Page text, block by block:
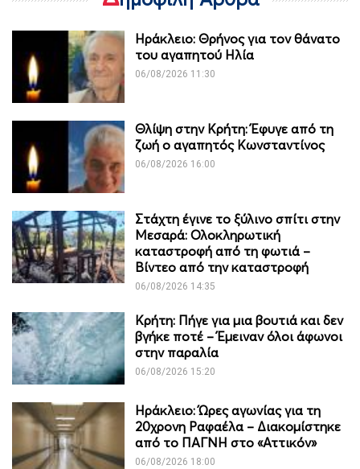
Ηράκλειο: Θρήνος για τον θάνατο
του αγαπητού Ηλία
06/08/2026 11:30
Θλίψη στην Κρήτη: Έφυγε από τη
ζωή ο αγαπητός Κωνσταντίνος
06/08/2026 16:00
Στάχτη έγινε το ξύλινο σπίτι στην
Μεσαρά: Ολοκληρωτική
καταστροφή από τη φωτιά –
Βίντεο από την καταστροφή
06/08/2026 14:35
Κρήτη: Πήγε για μια βουτιά και δεν
βγήκε ποτέ – Έμειναν όλοι άφωνοι
στην παραλία
06/08/2026 15:20
Ηράκλειο: Ώρες αγωνίας για τη
20χρονη Ραφαέλα – Διακομίστηκε
από το ΠΑΓΝΗ στο «Αττικόν»
06/08/2026 18:00